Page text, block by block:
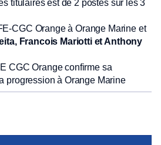
titulaires est de 2 postes sur les 3
CGC Orange à Orange Marine et
Francois Mariotti et Anthony
CGC Orange confirme sa
progression à Orange Marine